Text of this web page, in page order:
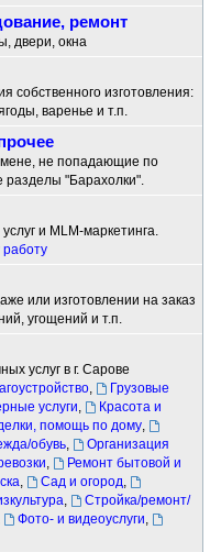
ремонт
двери, окна
собственного изготовления:
варенье и т.п.
не попадающие по
разделы "Барахолки".
и MLM-маркетинга.
или изготовлении на заказ
угощений и т.п.
услуг в г. Сарове
,
Грузовые
услуги,
Красота и
помощь по дому,
обувь,
Организация
,
Ремонт бытовой и
, Сад и огород,
,
Стройка/ремонт/
Фото- и видеоуслуги,